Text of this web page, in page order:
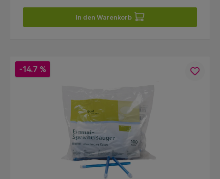
In den Warenkorb
-14.7 %